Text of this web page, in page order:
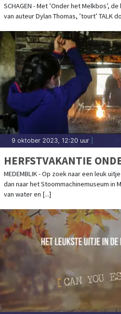
SCHAGEN - Met ’Onder het Melkbos’,
van auteur Dylan Thomas, ’tourt’ TALK
9 oktober 2023, 12:20 uur
HERFSTVAKANTIE
MEDEMBLIK - Op zoek naar een leuk
dan naar het Stoommachinemuseum in
van water en [...]